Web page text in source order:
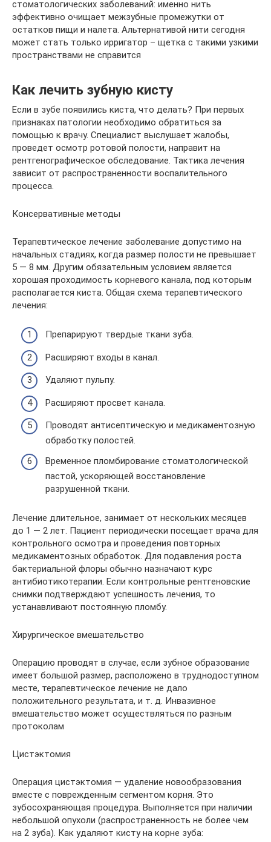
стоматологических заболеваний: именно нить
эффективно очищает межзубные промежутки от
остатков пищи и налета. Альтернативой нити сегодня
может стать только ирригатор – щетка с такими узкими
пространствами не справится
Как лечить зубную кисту
Если в зубе появились киста, что делать? При первых
признаках патологии необходимо обратиться за
помощью к врачу. Специалист выслушает жалобы,
проведет осмотр ротовой полости, направит на
рентгенографическое обследование. Тактика лечения
зависит от распространенности воспалительного
процесса.
Консервативные методы
Терапевтическое лечение заболевание допустимо на
начальных стадиях, когда размер полости не превышает
5 — 8 мм. Другим обязательным условием является
хорошая проходимость корневого канала, под которым
располагается киста. Общая схема терапевтического
лечения:
Препарируют твердые ткани зуба.
Расширяют входы в канал.
Удаляют пульпу.
Расширяют просвет канала.
Проводят антисептическую и медикаментозную
обработку полостей.
Временное пломбирование стоматологической
пастой, ускоряющей восстановление
разрушенной ткани.
Лечение длительное, занимает от нескольких месяцев
до 1 — 2 лет. Пациент периодически посещает врача для
контрольного осмотра и проведения повторных
медикаментозных обработок. Для подавления роста
бактериальной флоры обычно назначают курс
антибиотикотерапии. Если контрольные рентгеновские
снимки подтверждают успешность лечения, то
устанавливают постоянную пломбу.
Хирургическое вмешательство
Операцию проводят в случае, если зубное образование
имеет большой размер, расположено в труднодоступном
месте, терапевтическое лечение не дало
положительного результата, и т. д. Инвазивное
вмешательство может осуществляться по разным
протоколам
Цистэктомия
Операция цистэктомия — удаление новообразования
вместе с поврежденным сегментом корня. Это
зубосохраняющая процедура. Выполняется при наличии
небольшой опухоли (распространенность не более чем
на 2 зуба). Как удаляют кисту на корне зуба: